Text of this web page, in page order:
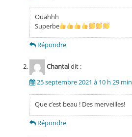
Ouahhh
Superbe
Répondre
Chantaldit :
25 septembre 2021 à 10 h 29 min
Que c’est beau ! Des merveilles!
Répondre